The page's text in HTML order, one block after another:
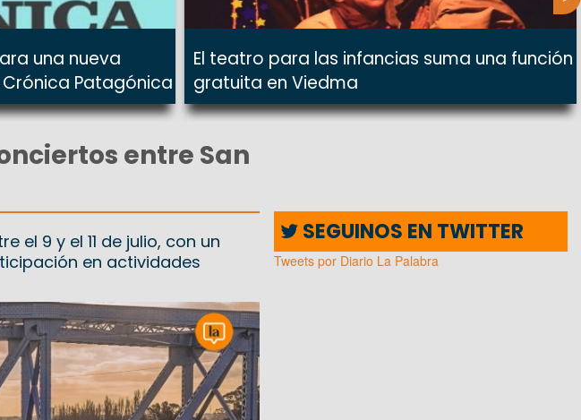
una nueva
Patagónica
El teatro para las infancias suma una función
gratuita en Viedma
entre San
el 9 y el 11 de julio, con un
en actividades
SEGUINOS EN TWITTER
Tweets por Diario La Palabra